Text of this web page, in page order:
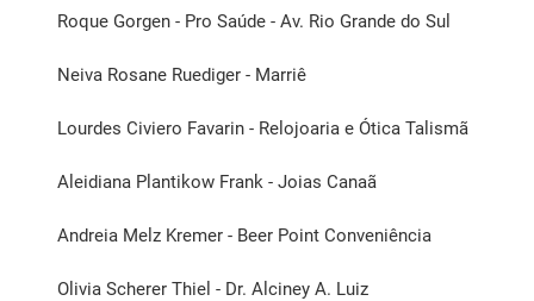
Roque Gorgen - Pro Saúde - Av. Rio Grande do Sul
Neiva Rosane Ruediger - Marriê
Lourdes Civiero Favarin - Relojoaria e Ótica Talismã
Aleidiana Plantikow Frank - Joias Canaã
Andreia Melz Kremer - Beer Point Conveniência
Olivia Scherer Thiel - Dr. Alciney A. Luiz